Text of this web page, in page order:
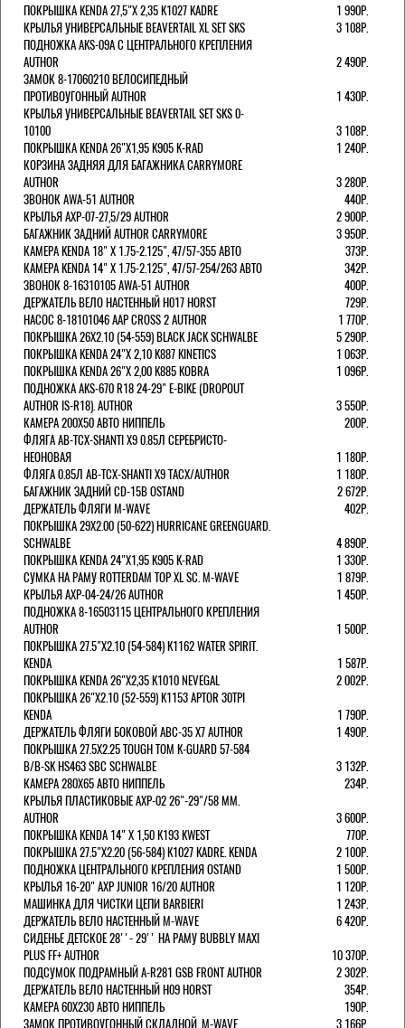
ПОКРЫШКА KENDA 27,5"Х 2,35 K1027 KADRE
1 990Р.
КРЫЛЬЯ УНИВЕРСАЛЬНЫЕ BEAVERTAIL XL SET SKS
3 108Р.
ПОДНОЖКА AKS-09A C ЦЕНТРАЛЬНОГО КРЕПЛЕНИЯ
AUTHOR
2 490Р.
ЗАМОК 8-17060210 ВЕЛОСИПЕДНЫЙ
ПРОТИВОУГОННЫЙ AUTHOR
1 430Р.
КРЫЛЬЯ УНИВЕРСАЛЬНЫЕ BEAVERTAIL SET SKS 0-
10100
3 108Р.
ПОКРЫШКА KENDA 26"Х1,95 K905 K-RAD
1 240Р.
КОРЗИНА ЗАДНЯЯ ДЛЯ БАГАЖНИКА CARRYMORE
AUTHOR
3 280Р.
ЗВОНОК AWA-51 AUTHOR
440Р.
КРЫЛЬЯ AXP-07-27,5/29 AUTHOR
2 900Р.
БАГАЖНИК ЗАДНИЙ AUTHOR CARRYMORE
3 950Р.
КАМЕРА KENDA 18" Х 1.75-2.125", 47/57-355 АВТО
373Р.
КАМЕРА KENDA 14" Х 1.75-2.125", 47/57-254/263 АВТО
342Р.
ЗВОНОК 8-16310105 AWA-51 AUTHOR
400Р.
ДЕРЖАТЕЛЬ ВЕЛО НАСТЕННЫЙ H017 HORST
729Р.
НАСОС 8-18101046 AAP CROSS 2 AUTHOR
1 770Р.
ПОКРЫШКА 26X2.10 (54-559) BLACK JACK SCHWALBE
5 290Р.
ПОКРЫШКА KENDA 24"Х 2,10 K887 KINETICS
1 063Р.
ПОКРЫШКА KENDA 26"Х 2,00 K885 KOBRA
1 096Р.
ПОДНОЖКА AKS-670 R18 24-29" E-BIKE (DROPOUT
AUTHOR IS-R18). AUTHOR
3 550Р.
КАМЕРА 200Х50 АВТО НИППЕЛЬ
200Р.
ФЛЯГА AB-TCX-SHANTI X9 0.85Л СЕРЕБРИСТО-
НЕОНОВАЯ
1 180Р.
ФЛЯГА 0.85Л AB-TCX-SHANTI X9 TACX/AUTHOR
1 180Р.
БАГАЖНИК ЗАДНИЙ CD-15B OSTAND
2 672Р.
ДЕРЖАТЕЛЬ ФЛЯГИ M-WAVE
402Р.
ПОКРЫШКА 29X2.00 (50-622) HURRICANE GREENGUARD.
SCHWALBE
4 890Р.
ПОКРЫШКА KENDA 24"Х1,95 K905 K-RAD
1 330Р.
СУМКА НА РАМУ ROTTERDAM TOP XL SC. M-WAVE
1 879Р.
КРЫЛЬЯ AXP-04-24/26 AUTHOR
1 450Р.
ПОДНОЖКА 8-16503115 ЦЕНТРАЛЬНОГО КРЕПЛЕНИЯ
AUTHOR
1 500Р.
ПОКРЫШКА 27.5"Х2.10 (54-584) K1162 WATER SPIRIT.
KENDA
1 587Р.
ПОКРЫШКА KENDA 26"Х2,35 K1010 NEVEGAL
2 002Р.
ПОКРЫШКА 26"Х2.10 (52-559) K1153 APTOR 30TPI
KENDA
1 790Р.
ДЕРЖАТЕЛЬ ФЛЯГИ БОКОВОЙ ABC-35 X7 AUTHOR
1 490Р.
ПОКРЫШКА 27.5X2.25 TOUGH TOM K-GUARD 57-584
B/B-SK HS463 SBC SCHWALBE
3 132Р.
КАМЕРА 280Х65 АВТО НИППЕЛЬ
234Р.
КРЫЛЬЯ ПЛАСТИКОВЫЕ AXP-02 26"-29"/58 ММ.
AUTHOR
3 600Р.
ПОКРЫШКА KENDA 14" Х 1,50 K193 KWEST
770Р.
ПОКРЫШКА 27.5"Х2.20 (56-584) K1027 KADRE. KENDA
2 100Р.
ПОДНОЖКА ЦЕНТРАЛЬНОГО КРЕПЛЕНИЯ OSTAND
1 500Р.
КРЫЛЬЯ 16-20" AXP JUNIOR 16/20 AUTHOR
1 120Р.
МАШИНКА ДЛЯ ЧИСТКИ ЦЕПИ BARBIERI
1 243Р.
ДЕРЖАТЕЛЬ ВЕЛО НАСТЕННЫЙ M-WAVE
6 420Р.
СИДЕНЬЕ ДЕТСКОЕ 28''- 29'' НА РАМУ BUBBLY MAXI
PLUS FF+ AUTHOR
10 370Р.
ПОДСУМОК ПОДРАМНЫЙ A-R281 GSB FRONT AUTHOR
2 302Р.
ДЕРЖАТЕЛЬ ВЕЛО НАСТЕННЫЙ H09 HORST
354Р.
КАМЕРА 60X230 АВТО НИППЕЛЬ
190Р.
ЗАМОК ПРОТИВОУГОННЫЙ СКЛАДНОЙ. M-WAVE
3 166Р.